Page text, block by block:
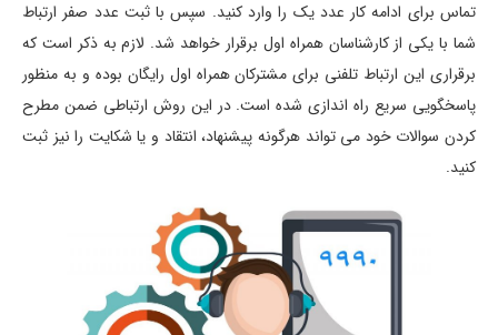
تماس برای ادامه کار عدد یک را وارد کنید. سپس با ثبت عدد صفر ارتباط
شما با یکی از کارشناسان همراه اول برقرار خواهد شد. لازم به ذکر است که
برقراری این ارتباط تلفنی برای مشترکان همراه اول رایگان بوده و به منظور
پاسخگویی سریع راه اندازی شده است. در این روش ارتباطی ضمن مطرح
کردن سوالات خود می تواند هرگونه پیشنهاد، انتقاد و یا شکایت را نیز ثبت
کنید.